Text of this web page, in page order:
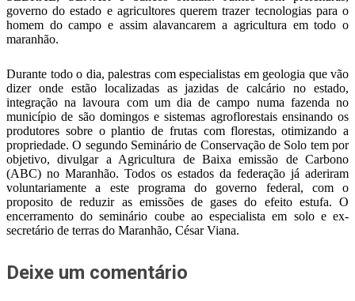
governo do estado e agricultores querem trazer tecnologias para o
homem do campo e assim alavancarem a agricultura em todo o
maranhão.
Durante todo o dia, palestras com especialistas em geologia que vão
dizer onde estão localizadas as jazidas de calcário no estado,
integração na lavoura com um dia de campo numa fazenda no
município de são domingos e sistemas agroflorestais ensinando os
produtores sobre o plantio de frutas com florestas, otimizando a
propriedade. O segundo Seminário de Conservação de Solo tem por
objetivo, divulgar a Agricultura de Baixa emissão de Carbono
(ABC) no Maranhão. Todos os estados da federação já aderiram
voluntariamente a este programa do governo federal, com o
proposito de reduzir as emissões de gases do efeito estufa. O
encerramento do seminário coube ao especialista em solo e ex-
secretário de terras do Maranhão, César Viana.
Deixe um comentário